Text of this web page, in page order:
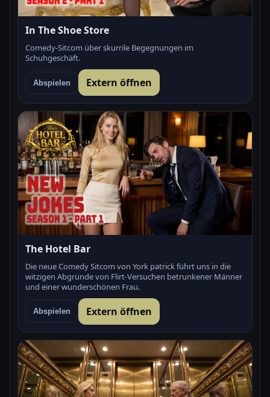
In The Shoe Store
Comedy-Sitcom über skurrile Begegnungen im
Schuhgeschäft.
Abspielen Extern öffnen
The Hotel Bar
Die neue Comedy Sitcom von York patrick führt uns in die
witzigen Abgründe von Flirt-Versuchen betrunkener Männer
und einer wunderschönen Frau.
Abspielen Extern öffnen